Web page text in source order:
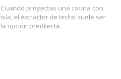
Cuando proyectas una cocina con
isla, el extractor de techo suele ser
la opción predilecta.